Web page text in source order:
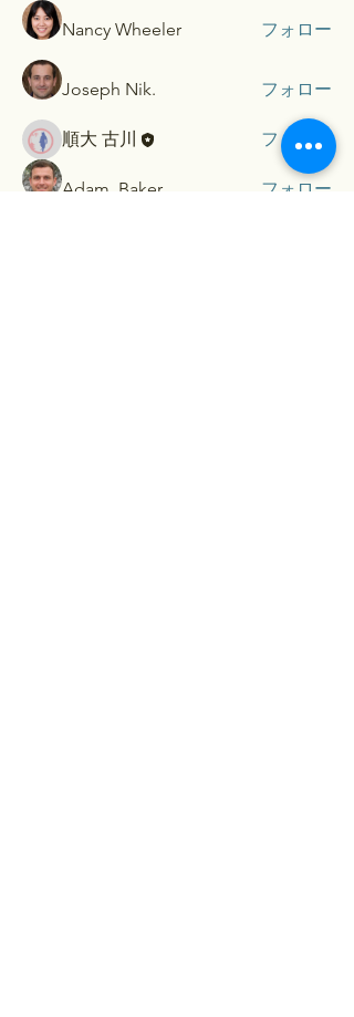
Nancy Wheeler フォロー
Joseph Nik. フォロー
順大 古川 フォロー
Adam. Baker
フォロー